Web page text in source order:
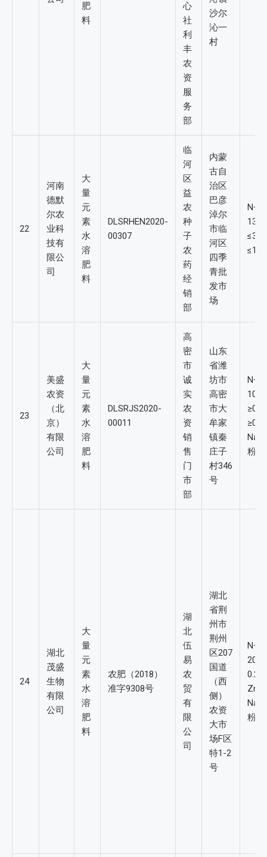
肥
料
心
社
利
丰
农
资
服
务
部
沙尔
沁一
村
22
河南
德默
尔农
业科
技有
限公
司
大
量
元
素
水
溶
肥
料
DLSRHEN2020-
00307
临
河
区
益
农
种
子
农
药
经
销
部
内蒙
古自
治区
巴彦
淖尔
市临
河区
四季
青批
发市
场
13-
23
美盛
农资
（北
京）
有限
公司
大
量
元
素
水
溶
肥
料
DLSRJS2020-
00011
高
密
市
诚
实
农
资
销
售
门
市
部
山东
省潍
坊市
高密
市大
牟家
镇秦
庄子
村346
号
10-
粉剂
24
湖北
茂盛
生物
有限
公司
大
量
元
素
水
溶
肥
料
农肥（2018）
准字9308号
湖
北
伍
易
农
贸
有
限
公
司
湖北
省荆
州市
荆州
区207
国道
（西
侧）
农资
大市
场F区
特1-2
号
20-
粉剂